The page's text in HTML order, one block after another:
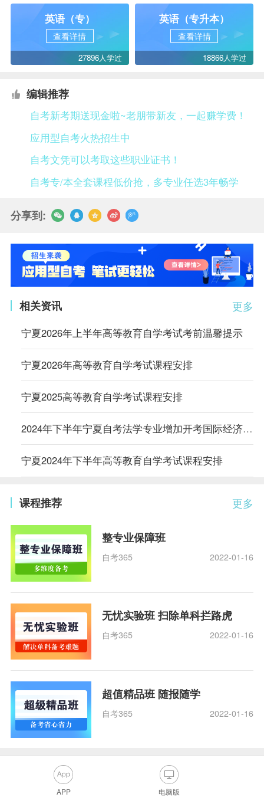
英语（专）
查看详情
27896人学过
英语（专升本）
查看详情
18866人学过
编辑推荐
自考新考期送现金啦~老朋带新友，一起赚学费！
应用型自考火热招生中
自考文凭可以考取这些职业证书！
自考专/本全套课程低价抢，多专业任选3年畅学
分享到:
更多
相关资讯
宁夏2026年上半年高等教育自学考试考前温馨提示
宁夏2026年高等教育自学考试课程安排
宁夏2025高等教育自学考试课程安排
2024年下半年宁夏自考法学专业增加开考国际经济法劳动和社会保障法2门课程的通告
宁夏2024年下半年高等教育自学考试课程安排
更多
课程推荐
整专业保障班
自考365 2022-01-16
无忧实验班 扫除单科拦路虎
自考365 2022-01-16
超值精品班 随报随学
自考365 2022-01-16
APP 电脑版